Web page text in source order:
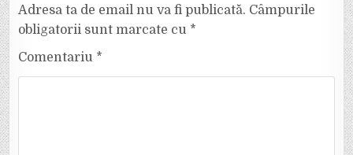
Adresa ta de email nu va fi publicată. Câmpurile
obligatorii sunt marcate cu *
Comentariu *